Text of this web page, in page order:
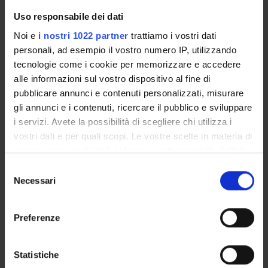
Uso responsabile dei dati
Noi e i nostri 1022 partner trattiamo i vostri dati
personali, ad esempio il vostro numero IP, utilizzando
tecnologie come i cookie per memorizzare e accedere
alle informazioni sul vostro dispositivo al fine di
pubblicare annunci e contenuti personalizzati, misurare
gli annunci e i contenuti, ricercare il pubblico e sviluppare
i servizi. Avete la possibilità di scegliere chi utilizza i
vostri dati e per quali scopi. Le vostre scelte in materia di
privacy sono applicabili solo su questa proprietà digitale
modificare o revocare il proprio consenso in qualsiasi
momento dalla Dichiarazione sui cookie o facendo clic
raccogliere informazioni sulla tua posizione
delNecessari
Preferenze
Statistiche
PARTECIPANTI AL PROGETTO
Luca Di Persio
Professore associato
AREE DI RICERCA COINVOLTE DAL PROGETTO
Stochastic analysis